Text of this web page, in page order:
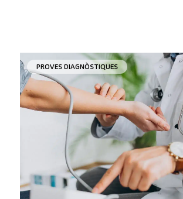
PROVES DIAGNÒSTIQUES